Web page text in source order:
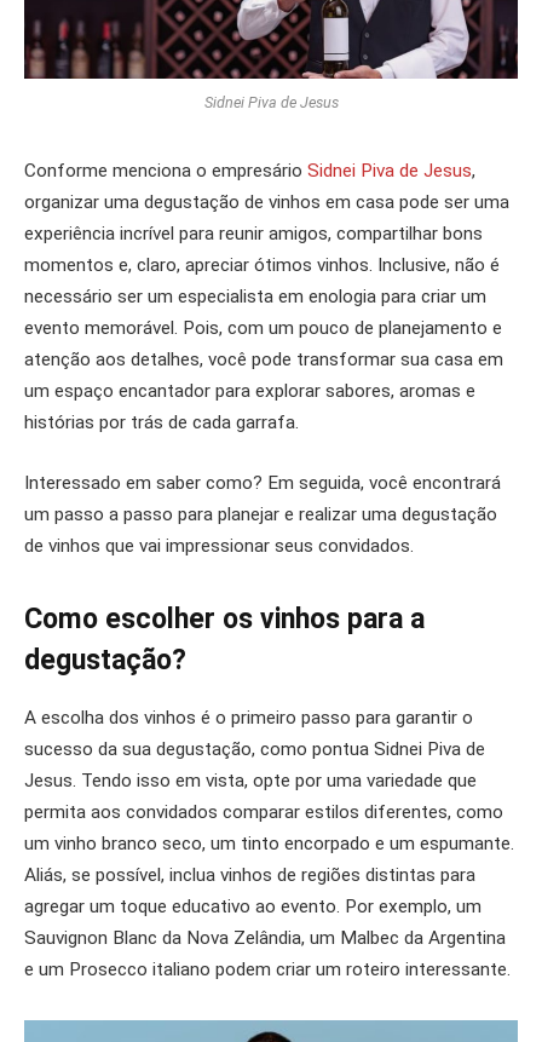
Sidnei Piva de Jesus
Conforme menciona o empresário Sidnei Piva de Jesus,
organizar uma degustação de vinhos em casa pode ser uma
experiência incrível para reunir amigos, compartilhar bons
momentos e, claro, apreciar ótimos vinhos. Inclusive, não é
necessário ser um especialista em enologia para criar um
evento memorável. Pois, com um pouco de planejamento e
atenção aos detalhes, você pode transformar sua casa em
um espaço encantador para explorar sabores, aromas e
histórias por trás de cada garrafa.
Interessado em saber como? Em seguida, você encontrará
um passo a passo para planejar e realizar uma degustação
de vinhos que vai impressionar seus convidados.
Como escolher os vinhos para a
degustação?
A escolha dos vinhos é o primeiro passo para garantir o
sucesso da sua degustação, como pontua Sidnei Piva de
Jesus. Tendo isso em vista, opte por uma variedade que
permita aos convidados comparar estilos diferentes, como
um vinho branco seco, um tinto encorpado e um espumante.
Aliás, se possível, inclua vinhos de regiões distintas para
agregar um toque educativo ao evento. Por exemplo, um
Sauvignon Blanc da Nova Zelândia, um Malbec da Argentina
e um Prosecco italiano podem criar um roteiro interessante.